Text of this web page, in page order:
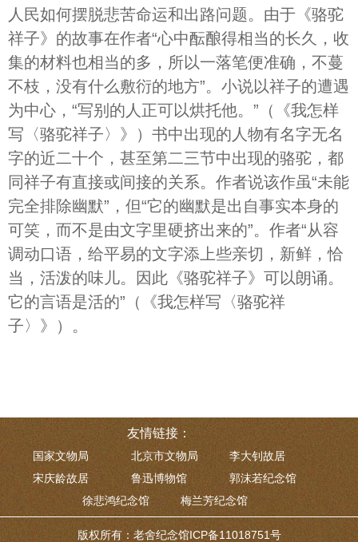
人民如何摆脱悲苦命运和出路问题。由于《骆驼
祥子》的故事在作者“心中酝酿得相当的长久，收
集的材料也相当的多，所以一落笔便准确，不蔓
不枝，没有什么敷衍的地方”。小说以祥子的遭遇
为中心，“写别的人正可以烘托他。”（《我怎样
写〈骆驼祥子〉》）书中出现的人物有名字无名
字的近二十个，甚至第二三节中出现的骆驼，都
同祥子有直接或间接的关系。作者说该作虽“未能
完全排除幽默”，但“它的幽默是出自事实本身的
可笑，而不是由文字里硬挤出来的”。作者“从容
调动口语，给平易的文字添上些亲切，新鲜，恰
当，活泼的味儿。因此《骆驼祥子》可以朗诵。
它的言语是活的”（《我怎样写〈骆驼祥
子〉》）。
友情链接：
国家文物局 北京市文物局
李大钊故居
宋庆龄故居
鲁迅博物馆
郭沫若纪念馆
徐悲鸿纪念馆
梅兰芳纪念馆
版权所有：老舍纪念馆ICP备11018751号